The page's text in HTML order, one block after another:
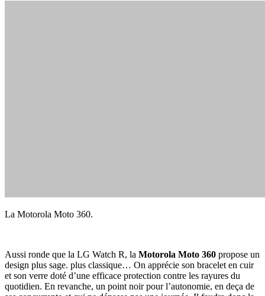
La Motorola Moto 360.
Aussi ronde que la LG Watch R, la Motorola Moto 360 propose un
design plus sage. plus classique… On apprécie son bracelet en cuir
et son verre doté d’une efficace protection contre les rayures du
quotidien. En revanche, un point noir pour l’autonomie, en deça de